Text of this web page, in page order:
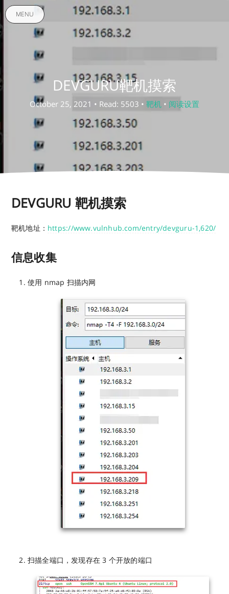
MENU
DEVGURU靶机摸索
October 25, 2021 • Read: 5503 • 靶机• 阅读设置
DEVGURU 靶机摸索
靶机地址： https://www.vulnhub.com/entry/devguru-1,620/
信息收集
使用 nmap 扫描内网
扫描全端口，发现存在 3 个开放的端口